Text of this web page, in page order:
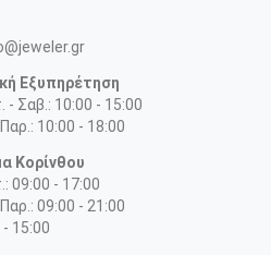
Εξυπηρέτηση
- Σαβ.: 10:00 - 15:00
10:00 - 18:00
Κορίνθου
09:00 - 17:00
09:00 - 21:00
15:00